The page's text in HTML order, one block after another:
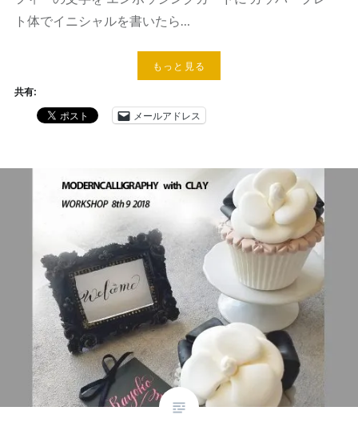
ト体でイニシャルを書いたら…
もっと見る
共有:
メールアドレス